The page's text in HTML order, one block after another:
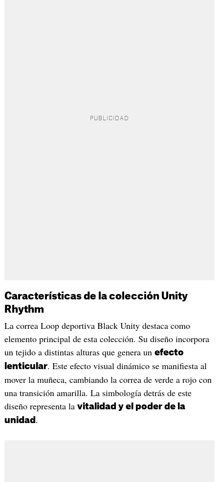
Características de la colección Unity
Rhythm
La correa Loop deportiva Black Unity destaca como
elemento principal de esta colección. Su diseño incorpora
un tejido a distintas alturas que genera un efecto
lenticular. Este efecto visual dinámico se manifiesta al
mover la muñeca, cambiando la correa de verde a rojo con
una transición amarilla. La simbología detrás de este
diseño representa la vitalidad y el poder de la
unidad .